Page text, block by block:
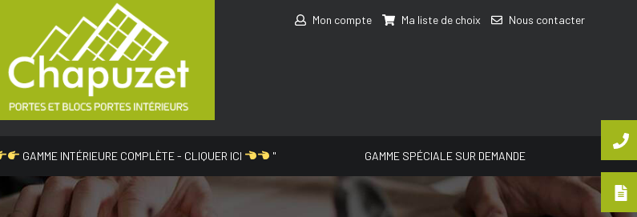
Mon compte Ma liste de choix Nous contacter
GAMME INTÉRIEURE COMPLÈTE - CLIQUER ICI " GAMME SPÉCIALE SUR DEMANDE